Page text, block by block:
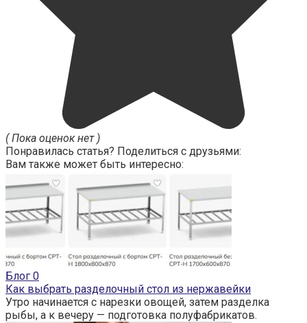
( Пока оценок нет )
Понравилась статья? Поделиться с друзьями:
Вам также может быть интересно:
Блог 0
Как выбрать разделочный стол из нержавейки
Утро начинается с нарезки овощей, затем разделка
рыбы, а к вечеру — подготовка полуфабрикатов.